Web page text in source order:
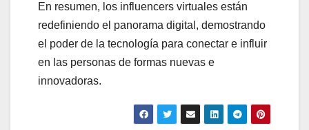
En resumen, los influencers virtuales están
redefiniendo el panorama digital, demostrando
el poder de la tecnología para conectar e influir
en las personas de formas nuevas e
innovadoras.